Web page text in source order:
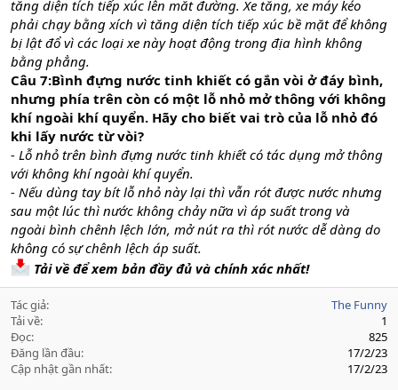
tăng diện tích tiếp xúc lên măt đường. Xe tăng, xe máy kéo
phải chạy bằng xích vì tăng diện tích tiếp xúc bề mặt để không
bị lật đổ vì các loại xe này hoạt động trong địa hình không
bằng phẳng.
Câu 7:Bình đựng nước tinh khiết có gắn vòi ở đáy bình,
nhưng phía trên còn có một lỗ nhỏ mở thông với không
khí ngoài khí quyển. Hãy cho biết vai trò của lỗ nhỏ đó
khi lấy nước từ vòi?
- Lỗ nhỏ trên bình đựng nước tinh khiết có tác dụng mở thông
với không khí ngoài khí quyển.
- Nếu dùng tay bít lỗ nhỏ này lại thì vẫn rót được nước nhưng
sau một lúc thì nước không chảy nữa vì áp suất trong và
ngoài bình chênh lệch lớn, mở nút ra thì rót nước dễ dàng do
không có sự chênh lệch áp suất.
Tải về để xem bản đầy đủ và chính xác nhất!
Tác giả
The Funny
Tải về
1
Đọc
825
Đăng lần đầu
17/2/23
Cập nhật gần nhất
17/2/23